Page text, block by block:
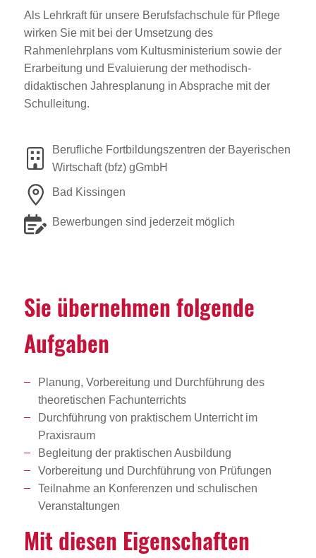
Als Lehrkraft für unsere Berufsfachschule für Pflege
wirken Sie mit bei der Umsetzung des
Rahmenlehrplans vom Kultusministerium sowie der
Erarbeitung und Evaluierung der methodisch-
didaktischen Jahresplanung in Absprache mit der
Schulleitung.
Berufliche Fortbildungszentren der Bayerischen
Wirtschaft (bfz) gGmbH
Bad Kissingen
Bewerbungen sind jederzeit möglich
Sie über­nehmen folgende
Aufgaben
Planung, Vorbereitung und Durchführung des
theoretischen Fachunterrichts
Durchführung von praktischem Unterricht im
Praxisraum
Begleitung der praktischen Ausbildung
Vorbereitung und Durchführung von Prüfungen
Teilnahme an Konferenzen und schulischen
Veranstaltungen
Mit diesen Eigen­schaften